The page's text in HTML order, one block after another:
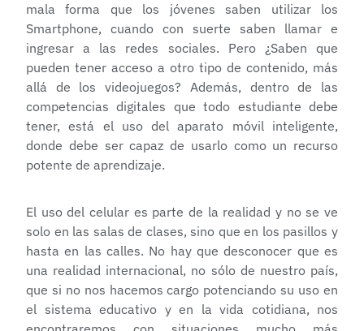
mala forma que los jóvenes saben utilizar los
Smartphone, cuando con suerte saben llamar e
ingresar a las redes sociales. Pero ¿Saben que
pueden tener acceso a otro tipo de contenido, más
allá de los videojuegos? Además, dentro de las
competencias digitales que todo estudiante debe
tener, está el uso del aparato móvil inteligente,
donde debe ser capaz de usarlo como un recurso
potente de aprendizaje.
El uso del celular es parte de la realidad y no se ve
solo en las salas de clases, sino que en los pasillos y
hasta en las calles. No hay que desconocer que es
una realidad internacional, no sólo de nuestro país,
que si no nos hacemos cargo potenciando su uso en
el sistema educativo y en la vida cotidiana, nos